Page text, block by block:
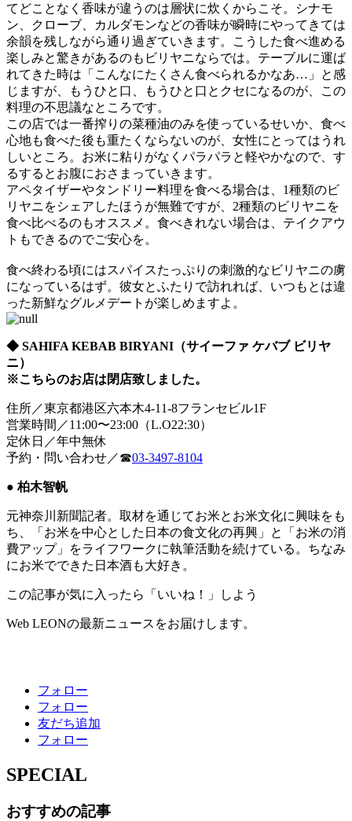
てどことなく香味が違うのは層状に炊くからこそ。シナモ
ン、クローブ、カルダモンなどの香味が瞬時にやってきては
余韻を残しながら通り過ぎていきます。こうした食べ進める
楽しみと驚きがあるのもビリヤニならでは。テーブルに運ば
れてきた時は「こんなにたくさん食べられるかなあ…」と感
じますが、もうひと口、もうひと口とクセになるのが、この
料理の不思議なところです。
この店では一番搾りの菜種油のみを使っているせいか、食べ
心地も食べた後も重たくならないのが、女性にとってはうれ
しいところ。お米に粘りがなくパラパラと軽やかなので、す
るするとお腹におさまっていきます。
アペタイザーやタンドリー料理を食べる場合は、1種類のビ
リヤニをシェアしたほうが無難ですが、2種類のビリヤニを
食べ比べるのもオススメ。食べきれない場合は、テイクアウ
トもできるのでご安心を。
食べ終わる頃にはスパイスたっぷりの刺激的なビリヤニの虜
になっているはず。彼女とふたりで訪れれば、いつもとは違
った新鮮なグルメデートが楽しめますよ。
◆ SAHIFA KEBAB BIRYANI（サイーファ ケバブ ビリヤ
ニ）
※こちらのお店は閉店致しました。
住所／東京都港区六本木4-11-8フランセビル1F
営業時間／11:00〜23:00（L.O22:30）
定休日／年中無休
予約・問い合わせ／☎︎03-3497-8104
● 柏木智帆
元神奈川新聞記者。取材を通じてお米とお米文化に興味をも
ち、「お米を中心とした日本の食文化の再興」と「お米の消
費アップ」をライフワークに執筆活動を続けている。ちなみ
にお米でできた日本酒も大好き。
この記事が気に入ったら「いいね！」しよう
Web LEONの最新ニュースをお届けします。
フォロー
フォロー
友だち追加
フォロー
SPECIAL
おすすめの記事